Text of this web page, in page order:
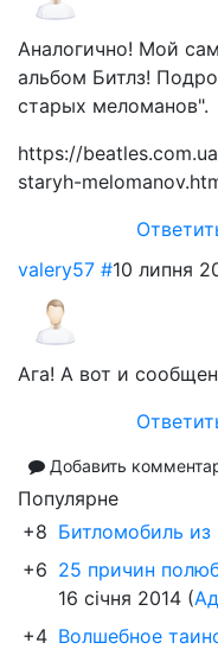
Аналогично! Мой
альбом Битлз!
старых меломанов".
https://
staryh-
valery57 #10 липня
Ага! А вот и
Добавить
Популярне
+8 Битломобиль из
+6 25 причин
16 січня 2014 (
+4 Волшебное